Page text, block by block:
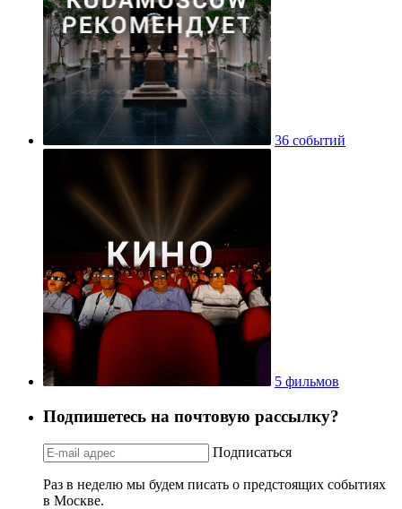
36 событий
5 фильмов
Подпишетесь на почтовую рассылку?
Подписаться
Раз в неделю мы будем писать о предстоящих событиях
в Москве.